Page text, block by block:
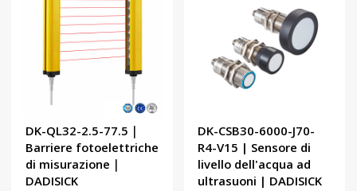
DK-QL32-2.5-77.5｜
Barriere fotoelettriche
di misurazione｜
DADISICK
DK-CSB30-6000-J70-
R4-V15 | Sensore di
livello dell'acqua ad
ultrasuoni | DADISICK